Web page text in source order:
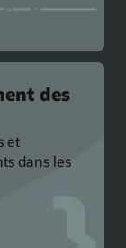
des
et
dans les